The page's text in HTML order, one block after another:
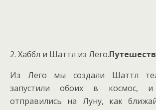
2. Хаббл и Шаттл из Лего.
Из Лего мы создали Шаттл
запустили обоих в космос,
отправились на Луну, как